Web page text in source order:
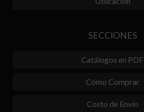
SECCIONES
Catálogos en PDF
Cómo Comprar
Costo de Envío